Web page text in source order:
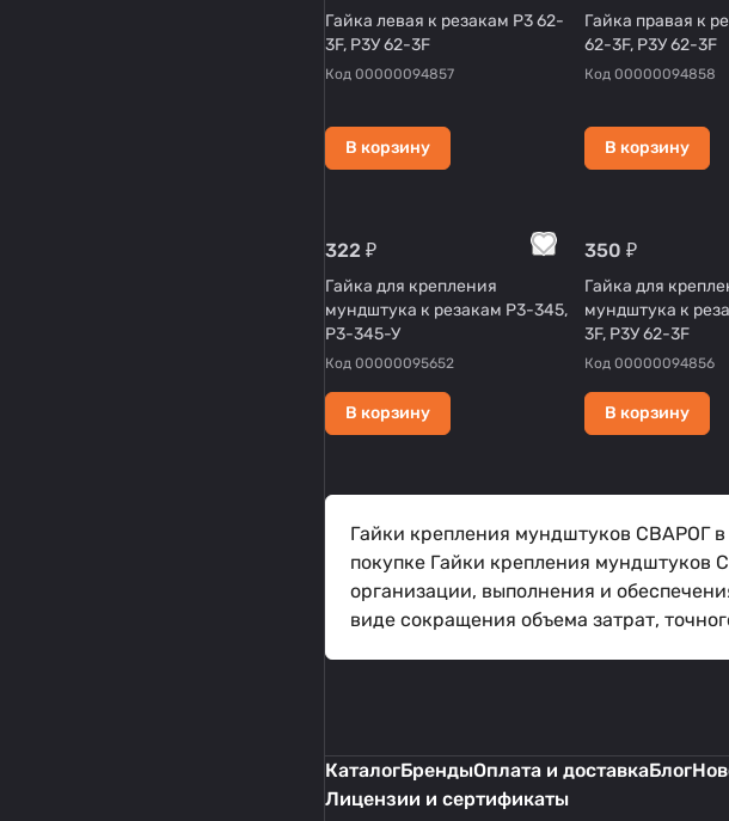
Гайка левая к резакам Р3 62-
3F, Р3У 62-3F
Код 00000094857
В корзину
Гайка правая к
62-3F, Р3У 62-3F
Код 00000094858
В корзину
322 ₽
Гайка для крепления
мундштука к резакам Р3-345,
Р3-345-У
Код 00000095652
В корзину
350 ₽
Гайка для
мундштука к
3F, Р3У 62-3F
Код 00000094856
В корзину
Гайки крепления мундштуков СВАРОГ
покупке Гайки крепления мундштуков
организации, выполнения и
виде сокращения объема затрат,
КаталогБрендыОплата и доставкаБлог
Лицензии и сертификаты